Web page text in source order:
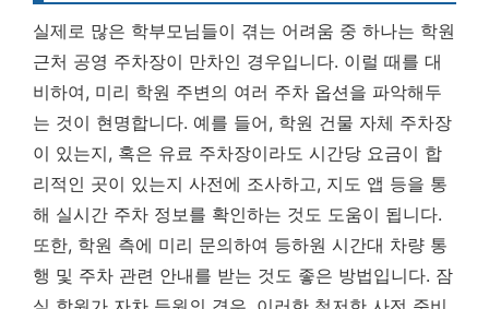
실제로 많은 학부모님들이 겪는 어려움 중 하나는 학원
근처 공영 주차장이 만차인 경우입니다. 이럴 때를 대
비하여, 미리 학원 주변의 여러 주차 옵션을 파악해두
는 것이 현명합니다. 예를 들어, 학원 건물 자체 주차장
이 있는지, 혹은 유료 주차장이라도 시간당 요금이 합
리적인 곳이 있는지 사전에 조사하고, 지도 앱 등을 통
해 실시간 주차 정보를 확인하는 것도 도움이 됩니다.
또한, 학원 측에 미리 문의하여 등하원 시간대 차량 통
행 및 주차 관련 안내를 받는 것도 좋은 방법입니다. 잠